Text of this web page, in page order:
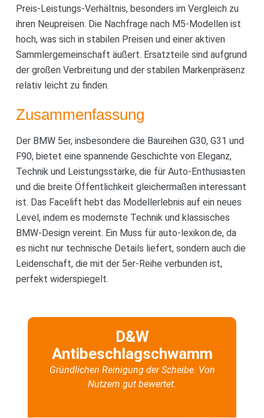
Preis-Leistungs-Verhältnis, besonders im Vergleich zu
ihren Neupreisen. Die Nachfrage nach M5-Modellen ist
hoch, was sich in stabilen Preisen und einer aktiven
Sammlergemeinschaft äußert. Ersatzteile sind aufgrund
der großen Verbreitung und der stabilen Markenpräsenz
relativ leicht zu finden.
Zusammenfassung
Der BMW 5er, insbesondere die Baureihen G30, G31 und
F90, bietet eine spannende Geschichte von Eleganz,
Technik und Leistungsstärke, die für Auto-Enthusiasten
und die breite Öffentlichkeit gleichermaßen interessant
ist. Das Facelift hebt das Modellerlebnis auf ein neues
Level, indem es modernste Technik und klassisches
BMW-Design vereint. Ein Muss für auto-lexikon.de, da
es nicht nur technische Details liefert, sondern auch die
Leidenschaft, die mit der 5er-Reihe verbunden ist,
perfekt widerspiegelt.
D&W
Antibeschlagschwamm
Gründlichen Reinigung der Scheibe. Von
Nutzern gut bewertet.